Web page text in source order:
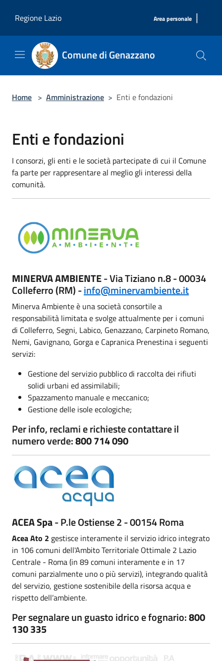
Regione Lazio
Area personale |
Comune di Genazzano
Home > Amministrazione > Enti e fondazioni
Enti e fondazioni
I consorzi, gli enti e le società partecipate di cui il Comune
fa parte per rappresentare al meglio gli interessi della
comunità.
MINERVA AMBIENTE- Via Tiziano n.8 - 00034
Colleferro (RM) -info@minervambiente.it
Minerva Ambiente è una società consortile a
responsabilità limitata e svolge attualmente per i comuni
di Colleferro, Segni, Labico, Genazzano, Carpineto Romano,
Nemi, Gavignano, Gorga e Capranica Prenestina i seguenti
servizi:
Gestione del servizio pubblico di raccolta dei rifiuti
solidi urbani ed assimilabili;
Spazzamento manuale e meccanico;
Gestione delle isole ecologiche;
Per info, reclami e richieste contattare il
numero verde:800 714 090
ACEA Spa- P.le Ostiense 2 - 00154 Roma
Acea Ato 2 gestisce interamente il servizio idrico integrato
in 106 comuni dell'Ambito Territoriale Ottimale 2 Lazio
Centrale - Roma (in 89 comuni interamente e in 17
comuni parzialmente uno o più servizi), integrando qualità
del servizio, gestione sostenibile della risorsa acqua e
rispetto dell’ambiente.
Per segnalare un guasto idrico e fognario:800
130 335